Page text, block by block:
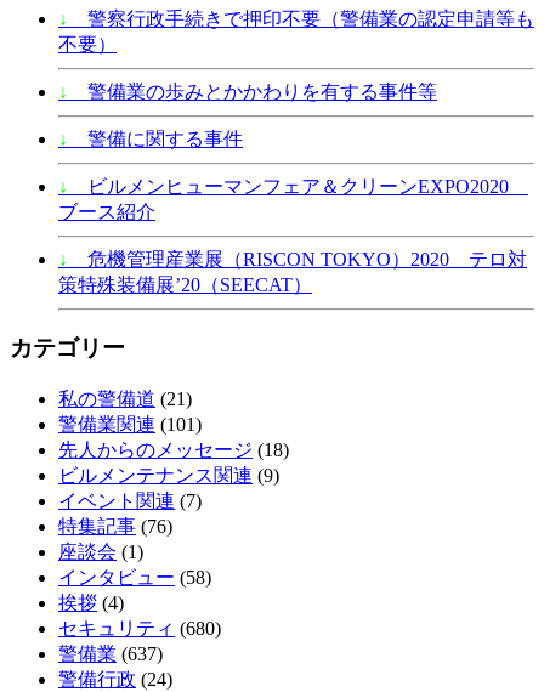
↓
警察行政手続きで押印不要（警備業の認定申請等も
不要）
↓ 警備業の歩みとかかわりを有する事件等
↓ 警備に関する事件
↓
ビルメンヒューマンフェア＆クリーンEXPO2020
ブース紹介
↓
危機管理産業展（RISCON TOKYO）2020 テロ対
策特殊装備展’20（SEECAT）
カテゴリー
私の警備道 (21)
警備業関連 (101)
先人からのメッセージ (18)
ビルメンテナンス関連 (9)
イベント関連 (7)
特集記事 (76)
座談会 (1)
インタビュー (58)
挨拶 (4)
セキュリティ (680)
警備業 (637)
警備行政 (24)